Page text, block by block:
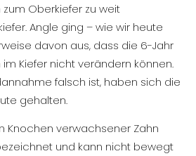
Oberkiefer zu weit
Angle ging – wie wir heute
davon aus, dass die 6-Jahr
im Kiefer nicht verändern können.
falsch ist, haben sich die
gehalten.
Knochen verwachsener Zahn
und kann nicht bewegt